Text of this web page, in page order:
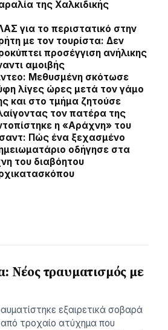
της Χαλκιδικής
για το περιστατικό στην
με τον τουρίστα: Δεν
προσέγγιση ανήλικης
αμοιβής
Μεθυσμένη σκότωσε
λίγες ώρες μετά τον γάμο
και στο τμήμα ζητούσε
τον πατέρα της
η «Αράχνη» του
Πώς ένα ξεχασμένο
οδήγησε στα
του διαβόητου
Νέος τραυματισμός με
εξαιρετικά σοβαρά
τροχαίο ατύχημα που